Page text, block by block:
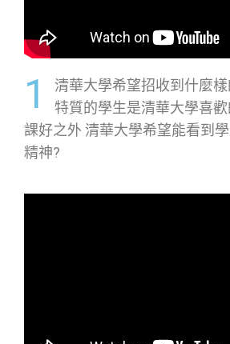
1
清華大學希望招收到什麼
特質的學生是清華大學喜
課好之外 清華大學希望能看到
精神?